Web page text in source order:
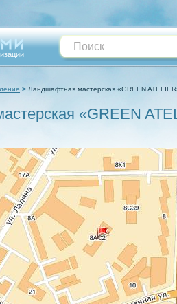
Ландшафтная мастерская «GREEN
«GREEN